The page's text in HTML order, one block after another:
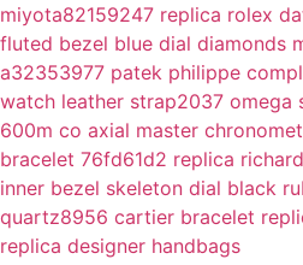
miyota82159247 replica rolex
fluted bezel blue dial diamonds
a32353977 patek philippe
watch leather strap2037 omega
600m co axial master
bracelet 76fd61d2 replica
inner bezel skeleton dial black
quartz8956 cartier bracelet
replica designer handbags